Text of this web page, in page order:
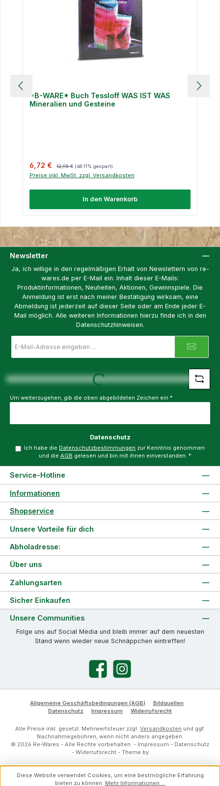
*B-WARE* Buch Tessloff WAS IST WAS
Mineralien und Gesteine
Verkaufspreis:
6,72 € 12,95 € (48.11% gespart)
Preise inkl. MwSt. zzgl. Versandkosten
In den Warenkorb
Newsletter
Ja, ich willige in den regelmäßigen Erhalt von Newslettern von re-
wares.de per E-Mail ein. Inhalt dieser E-Mails:
Produktinformationen, Neuheiten, Aktionen, Gewinnspiele. Die
Anmeldung ist erst nach meiner Bestätigung wirksam, eine
Abmeldung ist jederzeit auf dieser Seite oder am Ende jeder E-
Mail möglich. Alle weiteren Informationen hierzu finde ich in den
Datenschutzhinweisen.
Mail-
Adresse
Loading...
Um weiterzugehen, gib die oben abgebildeten Zeichen ein *
Datenschutz
Ich habe die Datenschutzbestimmungen zur Kenntnis genommen
und die AGB gelesen und bin mit ihnen einverstanden. *
Service-Hotline
Informationen
Shopservice
Unsere Vorteile für dich
Über uns
Zahlungsarten
Abholadresse:
Sicher Einkaufen
Unsere Communities
Folge uns auf Social Media und bleib immer auf dem neuesten
Stand wenn wieder neue Schnäppchen eintreffen!
FacebookInstagram
Allgemeine Geschäftsbedingungen (AGB)
Bildquellen
Datenschutz
Impressum Widerrufsrecht
Alle Preise inkl. gesetzl. Mehrwertsteuer zzgl. Versandkosten und ggf.
Nachnahmegebühren, wenn nicht anders angegeben.
© 2026 Re-Wares - Alle Rechte vorbehalten. - Impressum - Datenschutz
- Widerrufsrecht- Theme by
Diese Website verwendet Cookies, um eine bestmögliche Erfahrung
bieten zu können. Mehr Informationen ...